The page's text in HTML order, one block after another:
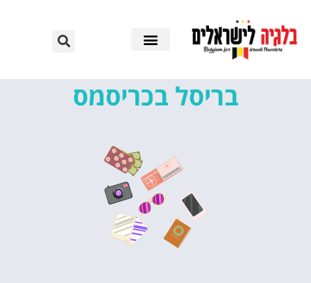
בריסל בכריסמס